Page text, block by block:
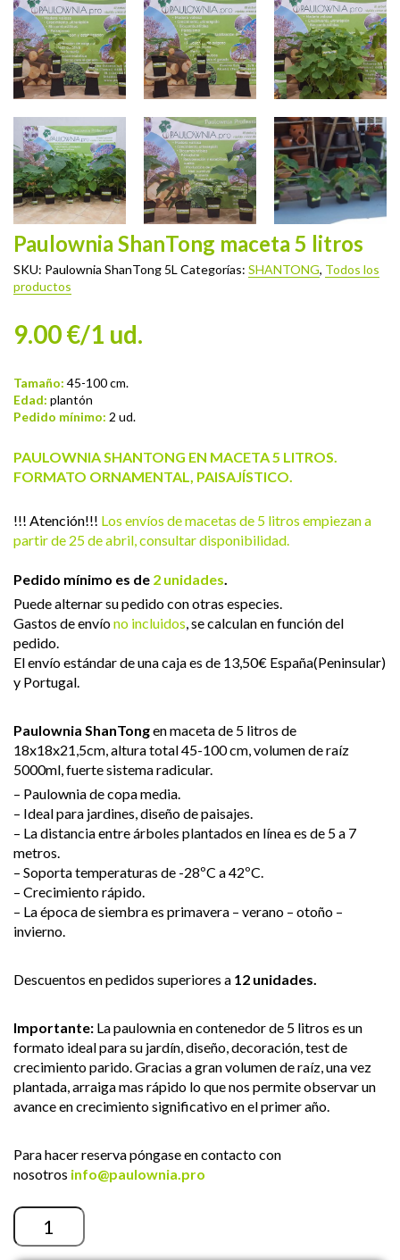
Paulownia ShanTong maceta 5 litros
SKU: Paulownia ShanTong 5LCategorías: SHANTONG, Todos los
productos
9.00 €/1 ud.
Tamaño: 45-100 cm.
Edad: plantón
Pedido mínimo: 2 ud.
PAULOWNIA SHANTONG EN MACETA 5 LITROS.
FORMATO ORNAMENTAL, PAISAJÍSTICO.
!!! Atención!!! Los envíos de macetas de 5 litros empiezan a
partir de 25 de abril, consultar disponibilidad.
Pedido mínimo es de 2 unidades.
Puede alternar su pedido con otras especies.
Gastos de envíono incluidos, se calculan en función del
pedido.
El envío estándar de una caja es de 13,50€ España(Peninsular)
y Portugal.
Paulownia ShanTongen maceta de 5 litros de
18x18x21,5cm, altura total 45-100 cm, volumen de raíz
5000ml, fuerte sistema radicular.
– Paulownia de copa media.
– Ideal para jardines, diseño de paisajes.
– La distancia entre árboles plantados en línea es de 5 a 7
metros.
– Soporta temperaturas de -28ºC a 42ºC.
– Crecimiento rápido.
– La época de siembra es primavera – verano – otoño –
invierno.
Descuentos en pedidos superiores a 12 unidades.
Importante: La paulownia en contenedor de 5 litros es un
formato ideal para su jardín, diseño, decoración, test de
crecimiento parido. Gracias a gran volumen de raíz, una vez
plantada, arraiga mas rápido lo que nos permite observar un
avance en crecimiento significativo en el primer año.
Para hacer reserva póngase en contacto con
nosotros info@paulownia.pro
Cantidad